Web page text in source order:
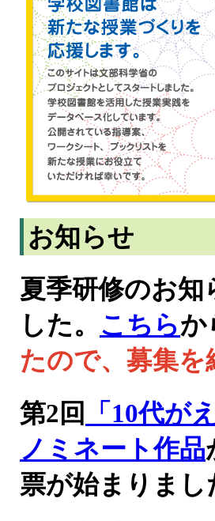
お知らせ
夏季研修のお知
した。 こちらか
たので、募集
第2回
「10代が
ノミネート作品
票が始まりまし